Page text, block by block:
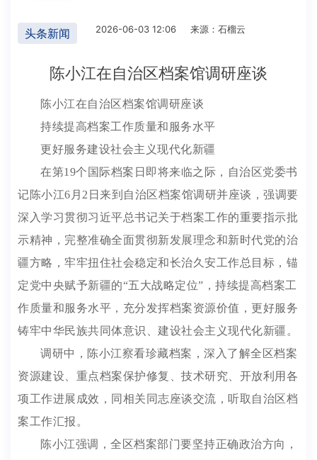
头条新闻 2026-06-03 12:06 来源：石榴云
陈小江在自治区档案馆调研座谈
陈小江在自治区档案馆调研座谈
持续提高档案工作质量和服务水平
更好服务建设社会主义现代化新疆
在第19个国际档案日即将来临之际，自治区党委书
记陈小江6月2日来到自治区档案馆调研并座谈，强调要
深入学习贯彻习近平总书记关于档案工作的重要指示批
示精神，完整准确全面贯彻新发展理念和新时代党的治
疆方略，牢牢扭住社会稳定和长治久安工作总目标，锚
定党中央赋予新疆的“五大战略定位”，持续提高档案工
作质量和服务水平，充分发挥档案资源价值，更好服务
铸牢中华民族共同体意识、建设社会主义现代化新疆。
调研中，陈小江察看珍藏档案，深入了解全区档案
资源建设、重点档案保护修复、技术研究、开放利用各
项工作进展成效，同相关同志座谈交流，听取自治区档
案工作汇报。
陈小江强调，全区档案部门要坚持正确政治方向，